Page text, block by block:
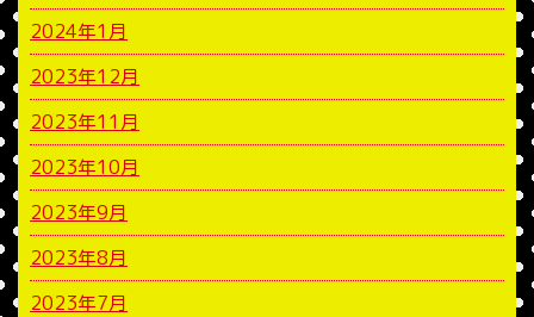
2024年1月
2023年12月
2023年11月
2023年10月
2023年9月
2023年8月
2023年7月